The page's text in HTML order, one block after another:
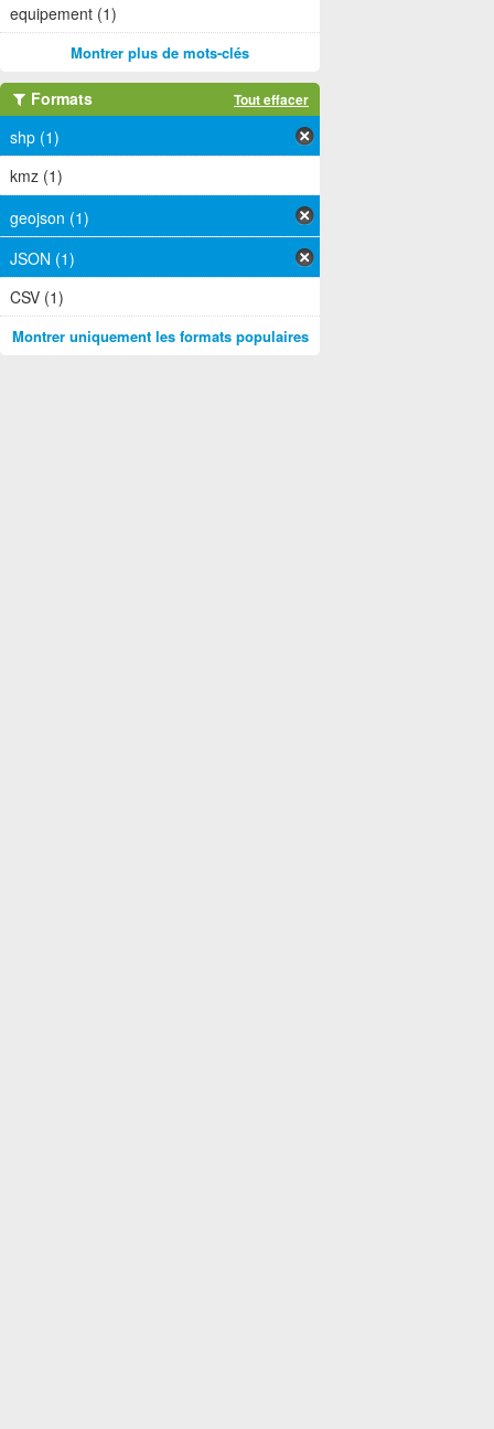
equipement (1)
Montrer plus de mots-clés
Formats Tout effacer
shp (1)
kmz (1)
geojson (1)
JSON (1)
CSV (1)
Montrer uniquement les formats populaires